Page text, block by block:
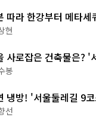
따라 한강부터 메타
코스
현
사로잡은 건축물은? '
봉
냉방! '서울둘레길 9
선